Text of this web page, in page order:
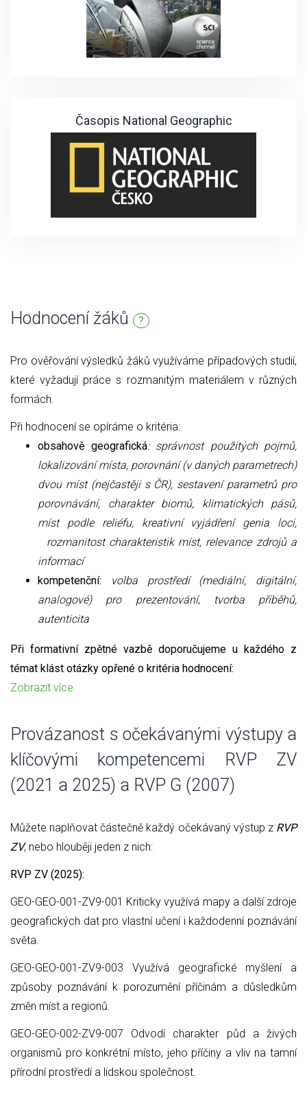
Časopis National Geographic
Hodnocení žáků ?
Pro ověřování výsledků žáků využíváme případových studií,
které vyžadují práce s rozmanitým materiálem v různých
formách.
Při hodnocení se opíráme o kritéria:
obsahově geografická: správnost použitých pojmů,
lokalizování místa, porovnání (v daných parametrech)
dvou míst (nejčastěji s ČR), sestavení parametrů pro
porovnávání, charakter biomů, klimatických pásů,
míst podle reliéfu, kreativní vyjádření genia loci,
rozmanitost charakteristik míst, relevance zdrojů a
informací
kompetenční:
volba prostředí (mediální, digitální,
analogové) pro prezentování,tvorba příběhů,
autenticita
Při formativní zpětné vazbě doporučujeme u každého z
témat klást otázky opřené o kritéria hodnocení:
Zobrazit více
Provázanost s očekávanými výstupy a
klíčovými kompetencemi RVP ZV
(2021 a 2025) a RVP G (2007)
Můžete naplňovat částečně každý očekávaný výstup z RVP
ZV, nebo hlouběji jeden z nich:
RVP ZV (2025):
GEO-GEO-001-ZV9-001 Kriticky využívá mapy a další zdroje
geografických dat pro vlastní učení i každodenní poznávání
světa.
GEO-GEO-001-ZV9-003 Využívá geografické myšlení a
způsoby poznávání k porozumění příčinám a důsledkům
změn míst a regionů.
GEO-GEO-002-ZV9-007 Odvodí charakter půd a živých
organismů pro konkrétní místo, jeho příčiny a vliv na tamní
přírodní prostředí a lidskou společnost.